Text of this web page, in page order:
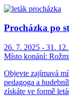
Procházka po
26. 7. 2025 - 31.
Místo konání:
Objevte zajímavá
pedagoga a
získáte ve formě